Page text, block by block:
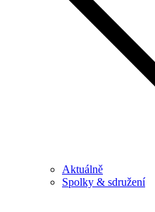
Aktuálně
Spolky & sdružení